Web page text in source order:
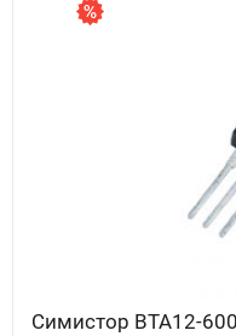
Симистор BTA12-